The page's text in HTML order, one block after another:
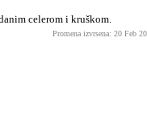
celerom i kruškom.
Promena izvrsena: 20 Feb